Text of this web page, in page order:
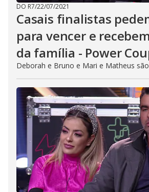
DO R7/22/07/2021
Casais finalistas
para vencer e
da família - Power
Deborah e Bruno e Mari e Matheus